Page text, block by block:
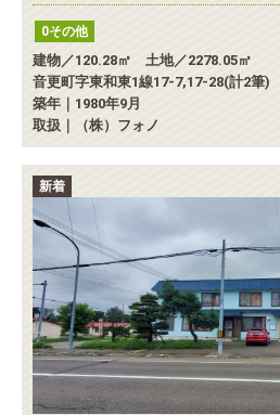
0その他
建物／120.28㎡ 土地／2278.05㎡
音更町字東和東1線17-7,17-28(計2筆)
築年｜1980年9月
取扱｜（株）フォノ
新着